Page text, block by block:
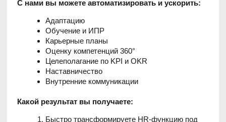
Внутренние коммуникации
Какой результат вы получаете:
Быстро трансформируете HR-функцию под
новые задачи бизнеса, модели компетенций и
масштабируемые процессы.
Сокращаете расходы на выполнение рутины и
поддержку ИТ-систем.
Запускаете актуальное обучение сотрудников и
продвинутую оценку 360.
Налаживаете отношения со стейкхолдерами:
удобный инструмент для управления своими